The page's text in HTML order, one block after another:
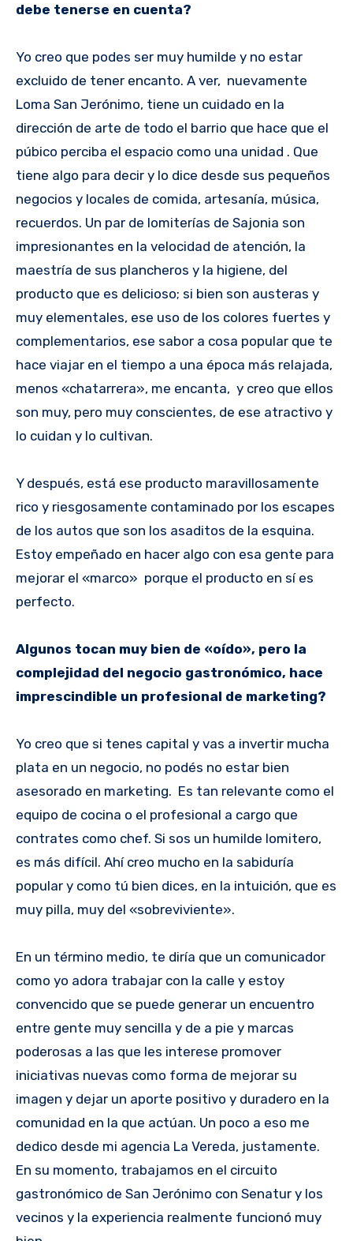
debe tenerse en cuenta?
Yo creo que podes ser muy humilde y no estar
excluido de tener encanto. A ver, nuevamente
Loma San Jerónimo, tiene un cuidado en la
dirección de arte de todo el barrio que hace que el
púbico perciba el espacio como una unidad . Que
tiene algo para decir y lo dice desde sus pequeños
negocios y locales de comida, artesanía, música,
recuerdos. Un par de lomiterías de Sajonia son
impresionantes en la velocidad de atención, la
maestría de sus plancheros y la higiene, del
producto que es delicioso; si bien son austeras y
muy elementales, ese uso de los colores fuertes y
complementarios, ese sabor a cosa popular que te
hace viajar en el tiempo a una época más relajada,
menos «chatarrera», me encanta, y creo que ellos
son muy, pero muy conscientes, de ese atractivo y
lo cuidan y lo cultivan.
Y después, está ese producto maravillosamente
rico y riesgosamente contaminado por los escapes
de los autos que son los asaditos de la esquina.
Estoy empeñado en hacer algo con esa gente para
mejorar el «marco» porque el producto en sí es
perfecto.
Algunos tocan muy bien de «oído», pero la
complejidad del negocio gastronómico, hace
imprescindible un profesional de marketing?
Yo creo que si tenes capital y vas a invertir mucha
plata en un negocio, no podés no estar bien
asesorado en marketing. Es tan relevante como el
equipo de cocina o el profesional a cargo que
contrates como chef. Si sos un humilde lomitero,
es más difícil. Ahí creo mucho en la sabiduría
popular y como tú bien dices, en la intuición, que es
muy pilla, muy del «sobreviviente».
En un término medio, te diría que un comunicador
como yo adora trabajar con la calle y estoy
convencido que se puede generar un encuentro
entre gente muy sencilla y de a pie y marcas
poderosas a las que les interese promover
iniciativas nuevas como forma de mejorar su
imagen y dejar un aporte positivo y duradero en la
comunidad en la que actúan. Un poco a eso me
dedico desde mi agencia La Vereda, justamente.
En su momento, trabajamos en el circuito
gastronómico de San Jerónimo con Senatur y los
vecinos y la experiencia realmente funcionó muy